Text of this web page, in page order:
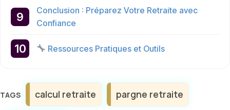
Conclusion : Préparez Votre Retraite avec
Confiance
Ressources Pratiques et Outils
Étiquettes
calcul retraite pargne retraite